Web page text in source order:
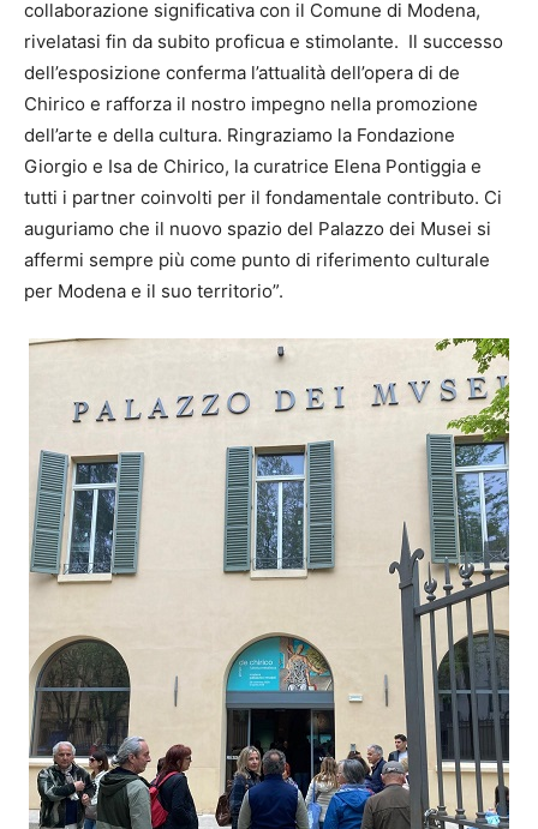
collaborazione significativa con il Comune di Modena,
rivelatasi fin da subito proficua e stimolante. Il successo
dell’esposizione conferma l’attualità dell’opera di de
Chirico e rafforza il nostro impegno nella promozione
dell’arte e della cultura. Ringraziamo la Fondazione
Giorgio e Isa de Chirico, la curatrice Elena Pontiggia e
tutti i partner coinvolti per il fondamentale contributo. Ci
auguriamo che il nuovo spazio del Palazzo dei Musei si
affermi sempre più come punto di riferimento culturale
per Modena e il suo territorio”.